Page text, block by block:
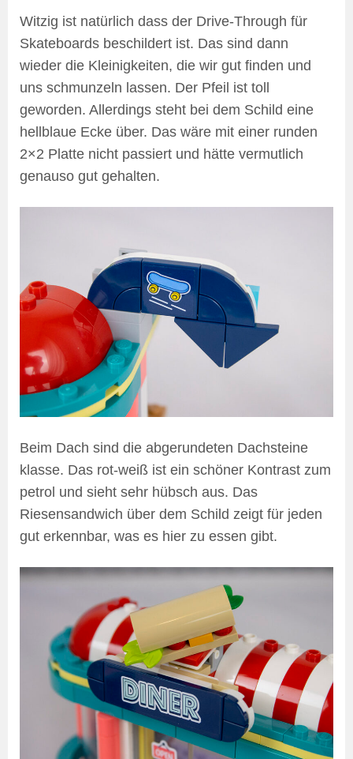
Witzig ist natürlich dass der Drive-Through für
Skateboards beschildert ist. Das sind dann
wieder die Kleinigkeiten, die wir gut finden und
uns schmunzeln lassen. Der Pfeil ist toll
geworden. Allerdings steht bei dem Schild eine
hellblaue Ecke über. Das wäre mit einer runden
2×2 Platte nicht passiert und hätte vermutlich
genauso gut gehalten.
Beim Dach sind die abgerundeten Dachsteine
klasse. Das rot-weiß ist ein schöner Kontrast zum
petrol und sieht sehr hübsch aus. Das
Riesensandwich über dem Schild zeigt für jeden
gut erkennbar, was es hier zu essen gibt.